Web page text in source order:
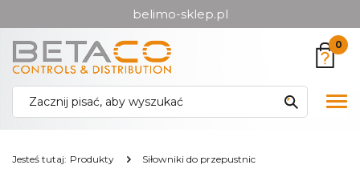
do menu
głównego
do
menu
w
stopce
belimo-sklep.pl
0
Jesteś tutaj: Produkty
Siłowniki do przepustnic